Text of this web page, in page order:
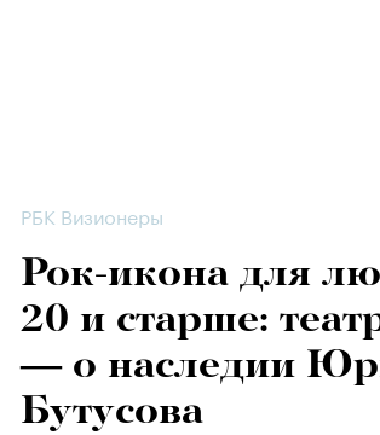
РБК Визионеры
Рок-икона для
20 и старше:
— о наследии
Бутусова